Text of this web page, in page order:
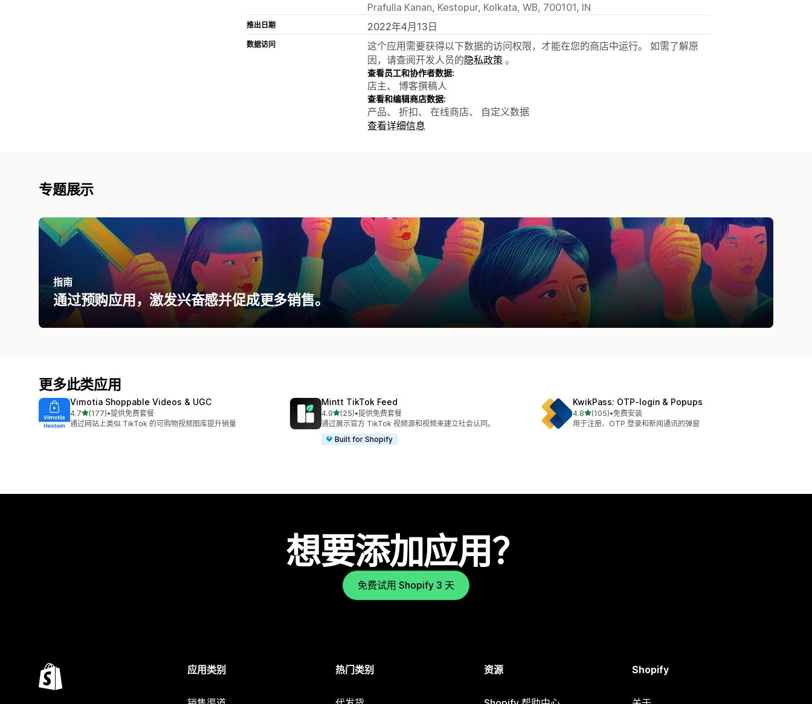
Prafulla Kanan, Kestopur, Kolkata, WB, 700101, IN
推出日期 2022年4月13日
数据访问
这个应用需要获得以下数据的访问权限，才能在您的商店中运行。 如需了解原
因，请查阅开发人员的隐私政策 。
查看员工和协作者数据:
店主、 博客撰稿人
查看和编辑商店数据:
产品、 折扣、 在线商店、 自定义数据
查看详细信息
专题展示
指南
通过预购应用​，激发兴奋感并促成更多销售。
更多此类应用
Vimotia Shoppable Videos & UGC
4.7星（满分 5 星）
(177)
总共 177 条评论
•提供免费套餐
通过网站上类似 TikTok 的可购物视频图库提升销量
Mintt TikTok Feed
4.9星（满分 5 星）
(25)
总共 25 条评论
•提供免费套餐
通过展示官方 TikTok 视频源和视频来建立社会认同。
Built for Shopify
KwikPass: OTP‑login & Popups
4.8星（满分 5 星）
(105)
总共 105 条评论
•免费安装
用于注册、OTP 登录和新闻通讯的弹窗
想要添加应用？
免费试用 Shopify 3 天
应用类别 热门类别 资源 Shopify